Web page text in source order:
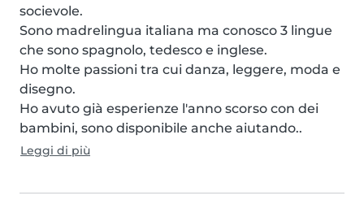
socievole.
Sono madrelingua italiana ma conosco 3 lingue
che sono spagnolo, tedesco e inglese.
Ho molte passioni tra cui danza, leggere, moda e
disegno.
Ho avuto già esperienze l'anno scorso con dei
bambini, sono disponibile anche aiutando..
Leggi di più